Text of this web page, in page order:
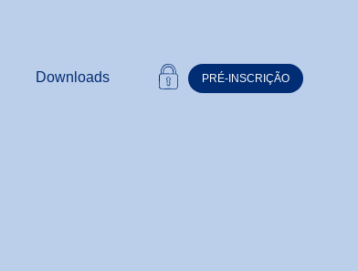
Downloads PRÉ-INSCRIÇÃO